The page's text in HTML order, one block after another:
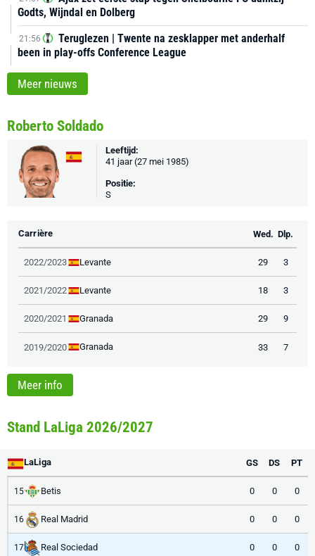
Godts, Wijndal en Dolberg
21:56
Teruglezen | Twente na zesklapper met anderhalf
been in play-offs Conference League
Meer nieuws
Roberto Soldado
Leeftijd:
41 jaar (27 mei 1985)
Positie:
S
Carrière Wed. Dlp.
2022/2023 Levante 29 3
2021/2022 Levante 18 3
2020/2021 Granada 29 9
2019/2020 Granada 33 7
Meer info
Stand LaLiga 2026/2027
LaLiga GS DS PT
15 Betis 0 0 0
16 Real Madrid 0 0 0
17 Real Sociedad 0 0 0